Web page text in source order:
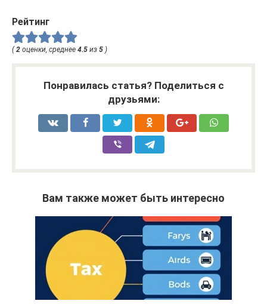
Рейтинг
( 2 оценки, среднее 4.5 из 5 )
Понравилась статья? Поделиться с
друзьями:
Вам также может быть интересно